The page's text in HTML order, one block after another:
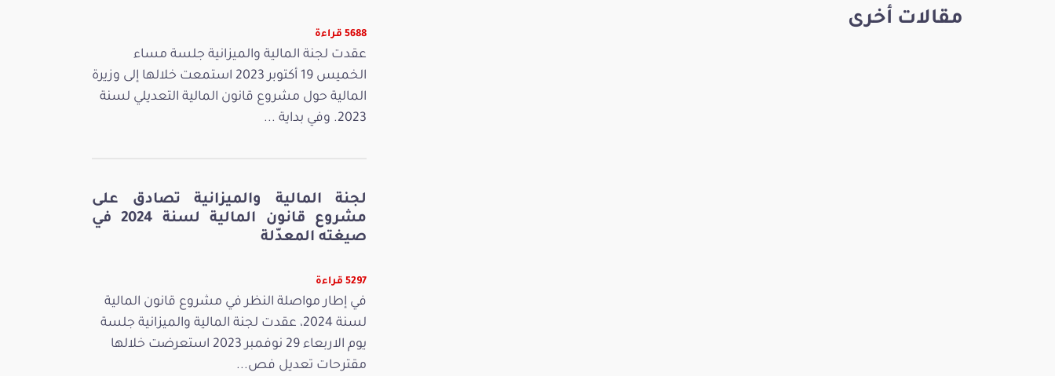
مقالات أخرى
5688 قراءة
عقدت لجنة المالية والميزانية جلسة مساء
الخميس 19 أكتوبر 2023 استمعت خلالها إلى وزيرة
المالية حول مشروع قانون المالية التعديلي لسنة
2023. وفي بداية ...
لجنة المالية والميزانية تصادق على
مشروع قانون المالية لسنة 2024 في
صيغته المعدّلة
5297 قراءة
في إطار مواصلة النظر في مشروع قانون المالية
لسنة 2024، عقدت لجنة المالية والميزانية جلسة
يوم الاربعاء 29 نوفمبر 2023 استعرضت خلالها
مقترحات تعديل فص...